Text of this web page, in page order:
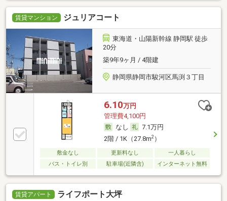
賃貸マンション ジュリアコート
東海道・山陽新幹線 静岡駅 徒歩
20分
築9年9ヶ月 / 4階建
静岡県静岡市駿河区馬渕３丁目
6.10万円
管理費4,100円
なし
7.1万円
2階 / 1K（27.8m2）
敷金なし 更新料なし
一人暮らし
バス・トイレ別
駐車場(近隣含) インターネット無料
賃貸アパート ライフポート大坪